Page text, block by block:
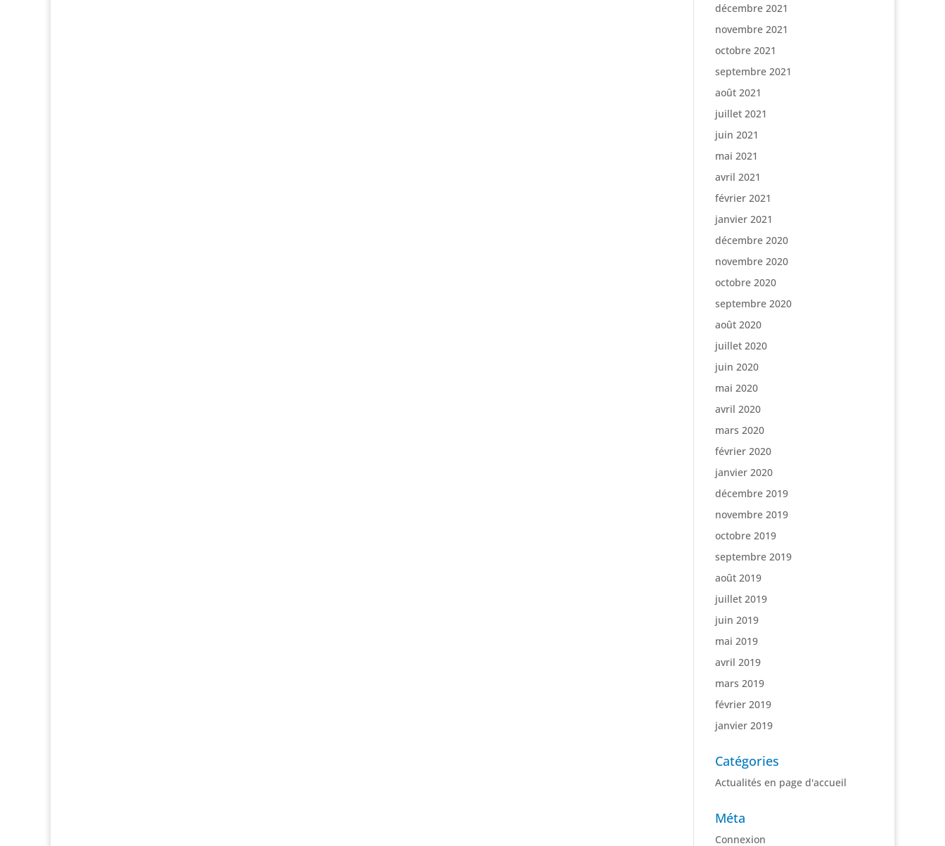
décembre 2021
novembre 2021
octobre 2021
septembre 2021
août 2021
juillet 2021
juin 2021
mai 2021
avril 2021
février 2021
janvier 2021
décembre 2020
novembre 2020
octobre 2020
septembre 2020
août 2020
juillet 2020
juin 2020
mai 2020
avril 2020
mars 2020
février 2020
janvier 2020
décembre 2019
novembre 2019
octobre 2019
septembre 2019
août 2019
juillet 2019
juin 2019
mai 2019
avril 2019
mars 2019
février 2019
janvier 2019
Catégories
Actualités en page d'accueil
Méta
Connexion